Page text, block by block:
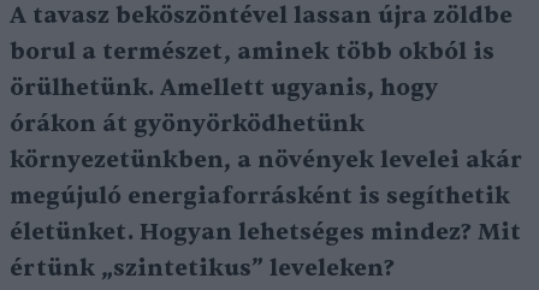
A tavasz beköszöntével lassan újra zöldbe
borul a természet, aminek több okból is
örülhetünk. Amellett ugyanis, hogy
órákon át gyönyörködhetünk
környezetünkben, a növények levelei akár
megújuló energiaforrásként is segíthetik
életünket. Hogyan lehetséges mindez? Mit
értünk „szintetikus” leveleken?